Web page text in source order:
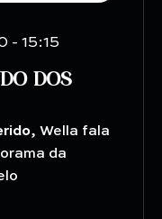
- 15:15
DOS
, Wella fala
da